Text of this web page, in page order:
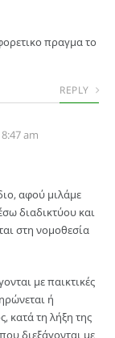
πραγμα το
REPLY
am
αφού μιλάμε
διαδικτύου και
στη νομοθεσία
με παικτικές
ή
κατά τη λήξη της
διεξάγονται με